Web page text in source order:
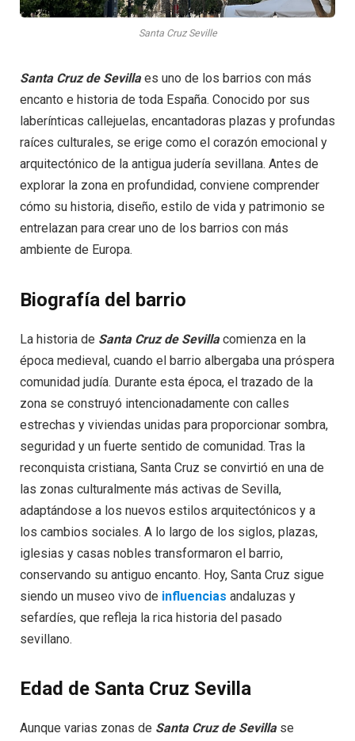
Santa Cruz Seville
Santa Cruz de Sevillaes uno de los barrios con más
encanto e historia de toda España. Conocido por sus
laberínticas callejuelas, encantadoras plazas y profundas
raíces culturales, se erige como el corazón emocional y
arquitectónico de la antigua judería sevillana. Antes de
explorar la zona en profundidad, conviene comprender
cómo su historia, diseño, estilo de vida y patrimonio se
entrelazan para crear uno de los barrios con más
ambiente de Europa.
Biografía del barrio
La historia de Santa Cruz de Sevillacomienza en la
época medieval, cuando el barrio albergaba una próspera
comunidad judía. Durante esta época, el trazado de la
zona se construyó intencionadamente con calles
estrechas y viviendas unidas para proporcionar sombra,
seguridad y un fuerte sentido de comunidad. Tras la
reconquista cristiana, Santa Cruz se convirtió en una de
las zonas culturalmente más activas de Sevilla,
adaptándose a los nuevos estilos arquitectónicos y a
los cambios sociales. A lo largo de los siglos, plazas,
iglesias y casas nobles transformaron el barrio,
conservando su antiguo encanto. Hoy, Santa Cruz sigue
siendo un museo vivo de influencias andaluzas y
sefardíes, que refleja la rica historia del pasado
sevillano.
Edad de Santa Cruz Sevilla
Aunque varias zonas de Santa Cruz de Sevillase